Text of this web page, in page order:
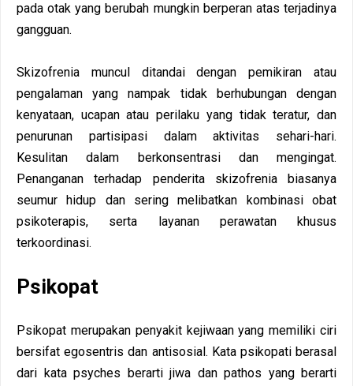
pada otak yang berubah mungkin berperan atas terjadinya
gangguan.
Skizofrenia muncul ditandai dengan pemikiran atau
pengalaman yang nampak tidak berhubungan dengan
kenyataan, ucapan atau perilaku yang tidak teratur, dan
penurunan partisipasi dalam aktivitas sehari-hari.
Kesulitan dalam berkonsentrasi dan mengingat.
Penanganan terhadap penderita skizofrenia biasanya
seumur hidup dan sering melibatkan kombinasi obat
psikoterapis, serta layanan perawatan khusus
terkoordinasi.
Psikopat
Psikopat merupakan penyakit kejiwaan yang memiliki ciri
bersifat egosentris dan antisosial. Kata psikopati berasal
dari kata psyches berarti jiwa dan pathos yang berarti